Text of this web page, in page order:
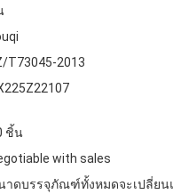
T73045-2013
ชิ้น
with sales
าดบรรจุภัณฑ์ทั้งหมดจะเปลี่ยน